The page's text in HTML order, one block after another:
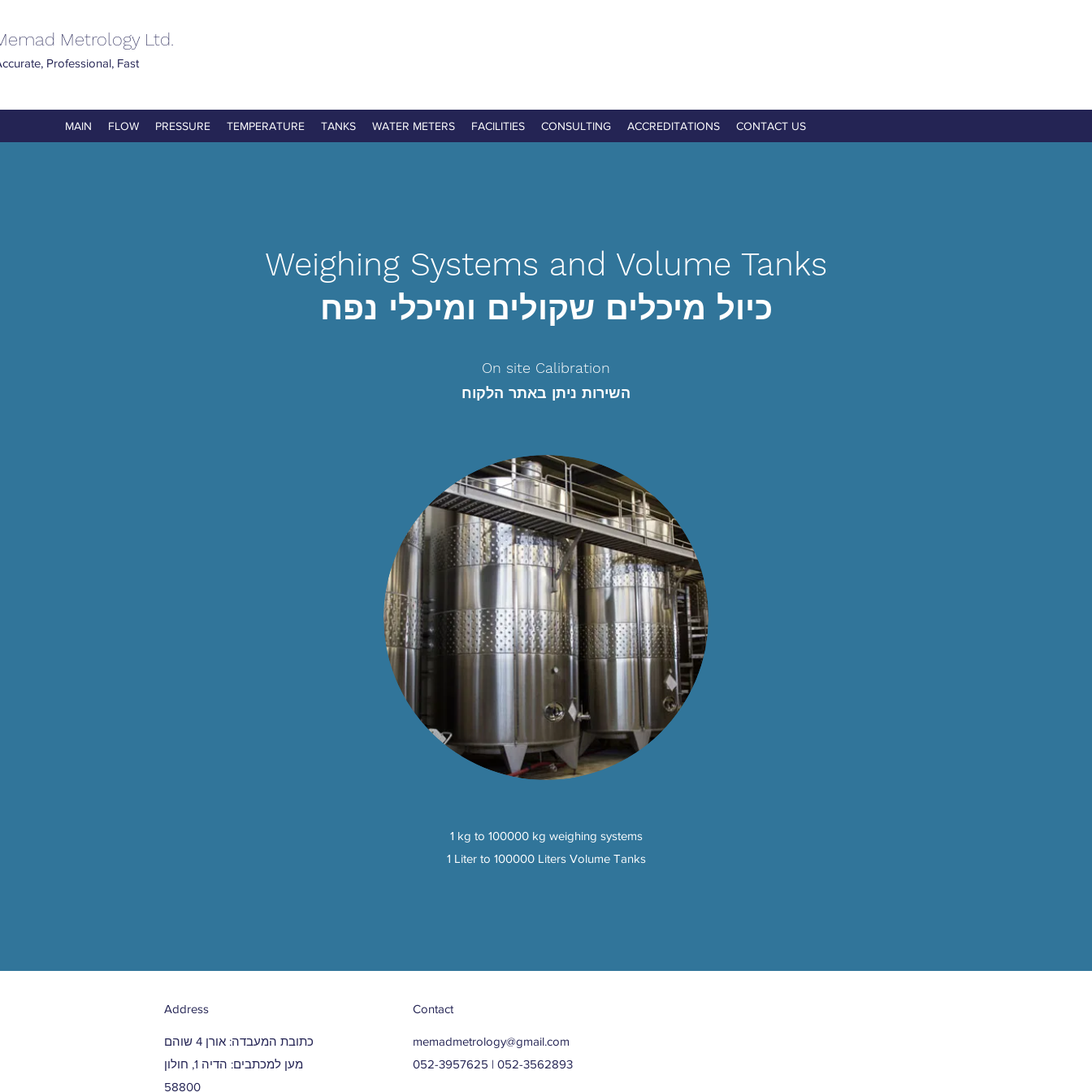
Metrology Ltd.
Professional, Fast
MAIN FLOW PRESSURE TEMPERATURE TANKS WATER METERS FACILITIES CONSULTING ACCREDITATIONS CONTACT US
Weighing Systems and Volume Tanks
כיול מיכלים שקולים ומיכלי נפח
On site Calibration
השירות ניתן באתר הלקוח
1 kg to 100000 kg weighing systems
1 Liter to 100000 Liters Volume Tanks
Address
מען למכתבים: הדיה 1, חולון
58800
Contact
memadmetrology@gmail.com
052-3957625 | 052-3562893